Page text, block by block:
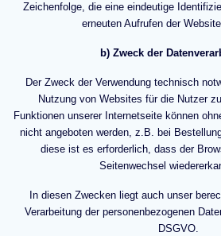
Zeichenfolge, die eine eindeutige
erneuten Aufrufen der
b) Zweck der
Der Zweck der Verwendung technisch
Nutzung von Websites für die Nutzer
Funktionen unserer Internetseite können
nicht angeboten werden, z.B. bei
diese ist es erforderlich, dass der
Seitenwechsel
In diesen Zwecken liegt auch unser
Verarbeitung der personenbezogenen
DSGVO.